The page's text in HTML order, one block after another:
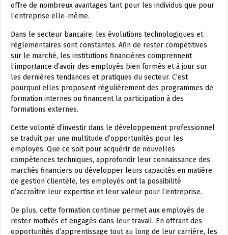
offre de nombreux avantages tant pour les individus que pour
l’entreprise elle-même.
Dans le secteur bancaire, les évolutions technologiques et
réglementaires sont constantes. Afin de rester compétitives
sur le marché, les institutions financières comprennent
l’importance d’avoir des employés bien formés et à jour sur
les dernières tendances et pratiques du secteur. C’est
pourquoi elles proposent régulièrement des programmes de
formation internes ou financent la participation à des
formations externes.
Cette volonté d’investir dans le développement professionnel
se traduit par une multitude d’opportunités pour les
employés. Que ce soit pour acquérir de nouvelles
compétences techniques, approfondir leur connaissance des
marchés financiers ou développer leurs capacités en matière
de gestion clientèle, les employés ont la possibilité
d’accroître leur expertise et leur valeur pour l’entreprise.
De plus, cette formation continue permet aux employés de
rester motivés et engagés dans leur travail. En offrant des
opportunités d’apprentissage tout au long de leur carrière, les